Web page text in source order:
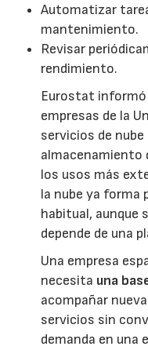
Automatizar
mantenimiento.
Revisar
rendimiento.
Eurostat informó
empresas de la
servicios de nube
almacenamiento
los usos más
la nube ya forma
habitual, aunque
depende de una
Una empresa
necesita una
acompañar
servicios sin
demanda en una